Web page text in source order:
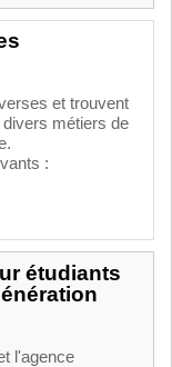
et trouvent
divers métiers de
:
étudiants
l'agence